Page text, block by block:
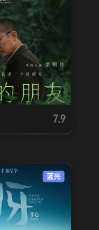
7.9
蓝光